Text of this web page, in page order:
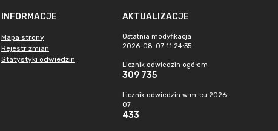
INFORMACJE
Mapa strony
Rejestr zmian
Statystyki odwiedzin
AKTUALIZACJE
Ostatnia modyfikacja
2026-08-07 11:24:35
Licznik odwiedzin ogółem
309 735
Licznik odwiedzin w m-cu 2026-
07
433